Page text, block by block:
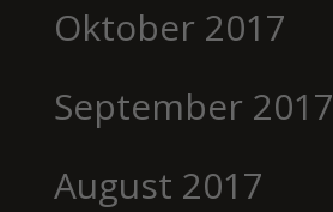
Oktober 2017
September 2017
August 2017